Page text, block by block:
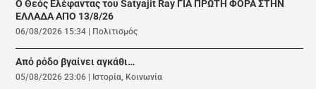
Ο Θεός Ελέφαντας του Satyajit Ray ΓΙΑ ΠΡΩΤΗ ΦΟΡΑ ΣΤΗΝ
ΕΛΛΑΔΑ ΑΠΟ 13/8/26
06/08/2026 15:34 | Πολιτισμός
Από ρόδο βγαίνει αγκάθι…
05/08/2026 23:06 | Ιστορία, Κοινωνία